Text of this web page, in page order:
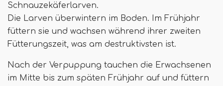
Schnauzekäferlarven.
Die Larven überwintern im Boden. Im Frühjahr
füttern sie und wachsen während ihrer zweiten
Fütterungszeit, was am destruktivsten ist.
Nach der Verpuppung tauchen die Erwachsenen
im Mitte bis zum späten Frühjahr auf und füttern